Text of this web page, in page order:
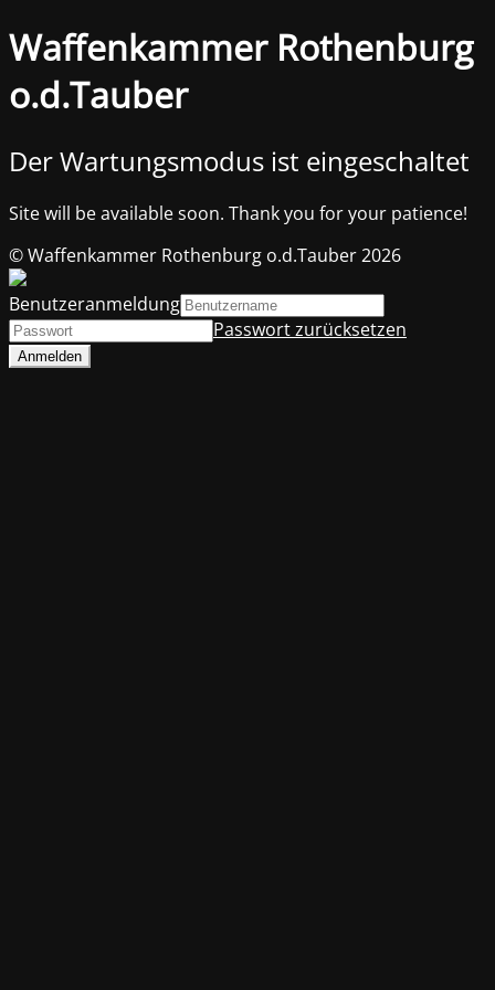
Waffenkammer Rothenburg
o.d.Tauber
Der Wartungsmodus ist eingeschaltet
Site will be available soon. Thank you for your patience!
© Waffenkammer Rothenburg o.d.Tauber 2026
Benutzeranmeldung
Passwort zurücksetzen